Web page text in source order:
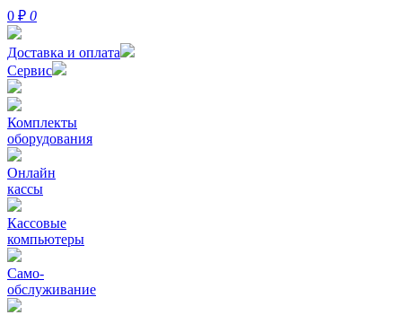
0 ₽ 0
Доставка и оплата
Сервис
Комплекты
оборудования
Онлайн
кассы
Кассовые
компьютеры
Само-
обслуживание